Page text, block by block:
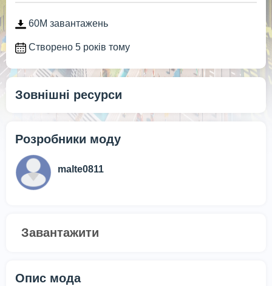
60M завантажень
Створено 5 років тому
Зовнішні ресурси
Розробники моду
malte0811
Завантажити
Опис мода